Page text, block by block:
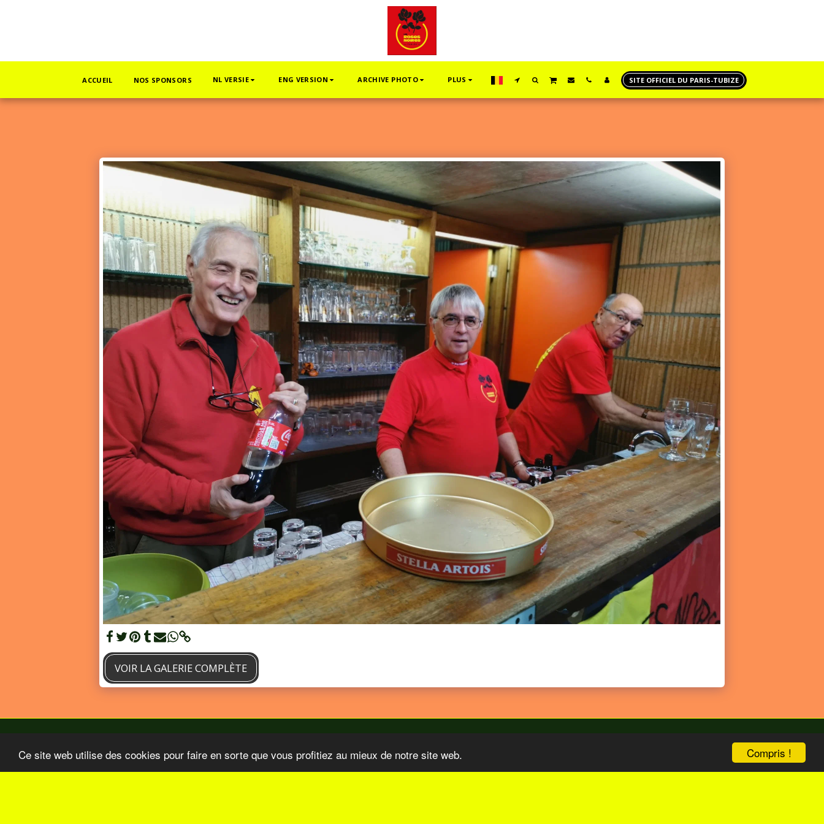
Compris !
Ce site web utilise des cookies pour faire en sorte que vous profitiez au mieux de notre site web.
ACCUEIL NOS SPONSORS NL VERSIE ENG VERSION ARCHIVE PHOTO PLUS SITE OFFICIEL DU PARIS-TUBIZE
VOIR LA GALERIE COMPLÈTE
Accueil BO Aout-Septembre 2026 Nos Organisations Nos Sponsors Video TV COM Sur Le Paris-Tubize ENG Version Boutique Plus